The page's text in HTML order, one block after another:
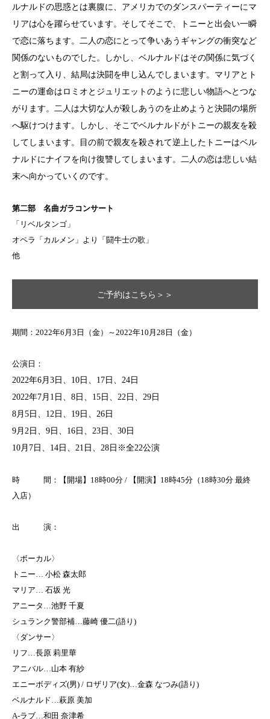
ルナルドの思惑とは裏腹に、アメリカでのダンスパーティーにマ
リアは心を躍らせています。そしてそこで、トニーと出会い一瞬
で恋に落ちます。二人の恋にとって争いあうギャングの衝突など
関係のないものでした。しかし、ベルナルドはその関係に気づく
と割って入り、結局は決闘を申し込んでしまいます。マリアとト
ニーの運命はロミオとジュリエットのように悲しい物語へとつな
がります。二人は大切な人が殺しあうのを止めようと決闘の場所
へ駆けつけます。しかし、そこでベルナルドがトニーの親友を殺
してしまいます。目の前で親友を殺されて逆上したトニーはベル
ナルドにナイフを向け復讐してしまいます。二人の恋は悲しい結
末へ向かっていくのです。
第二部 名曲ガラコンサート
「リベルタンゴ」
オペラ「カルメン」より「闘牛士の歌」
他
ご予約はこちら＞＞
期間：2022年6月3日（金）～2022年10月28日（金）
公演日：
2022年6月3日、10日、17日、24日
2022年7月1日、8日、15日、22日、29日
8月5日、12日、19日、26日
9月2日、9日、16日、23日、30日
10月7日、14日、21日、28日※全22公演
時 間：【開場】18時00分 / 【開演】18時45分（18時30分 最終
入店）
出 演：
〈ボーカル〉
トニー… 小松 森太郎
マリア… 石坂 光
アニータ…池野 千夏
シュランク警部補…藤崎 優二(語り)
〈ダンサー〉
リフ…長原 莉里華
アニバル…山本 有紗
エニーボディズ(男) / ロザリア(女)…金森 なつみ(語り)
ベルナルド…萩原 美加
A-ラブ…和田 奈津希